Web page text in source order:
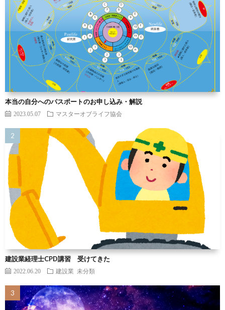
本当の自分へのパスポートのお申し込み・解説
2023.05.07 マスターオブライフ協会
建設業経理士CPD講習 受けてきた
2022.06.20 建設業 未分類